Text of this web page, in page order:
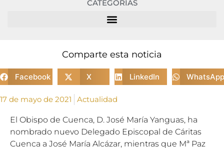
CATEGORÍAS
Comparte esta noticia
Facebook X LinkedIn WhatsApp
17 de mayo de 2021 Actualidad
El Obispo de Cuenca, D. José María Yanguas, ha
nombrado nuevo Delegado Episcopal de Cáritas
Cuenca a José María Alcázar, mientras que Mª Paz